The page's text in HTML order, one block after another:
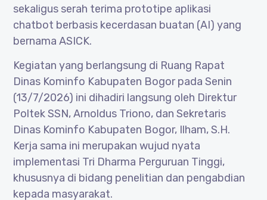
sekaligus serah terima prototipe aplikasi
chatbot berbasis kecerdasan buatan (AI) yang
bernama ASICK.
Kegiatan yang berlangsung di Ruang Rapat
Dinas Kominfo Kabupaten Bogor pada Senin
(13/7/2026) ini dihadiri langsung oleh Direktur
Poltek SSN, Arnoldus Triono, dan Sekretaris
Dinas Kominfo Kabupaten Bogor, Ilham, S.H.
Kerja sama ini merupakan wujud nyata
implementasi Tri Dharma Perguruan Tinggi,
khususnya di bidang penelitian dan pengabdian
kepada masyarakat.